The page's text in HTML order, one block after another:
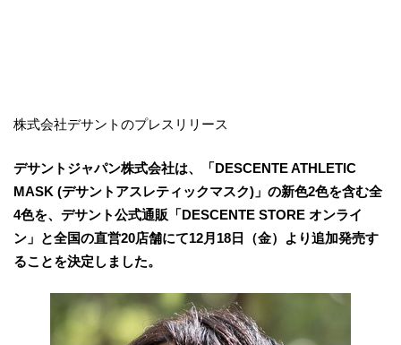
株式会社デサントのプレスリリース
デサントジャパン株式会社は、「DESCENTE ATHLETIC
MASK (デサントアスレティックマスク)」の新色2色を含む全
4色を、デサント公式通販「DESCENTE STORE オンライ
ン」と全国の直営20店舗にて12月18日（金）より追加発売す
ることを決定しました。